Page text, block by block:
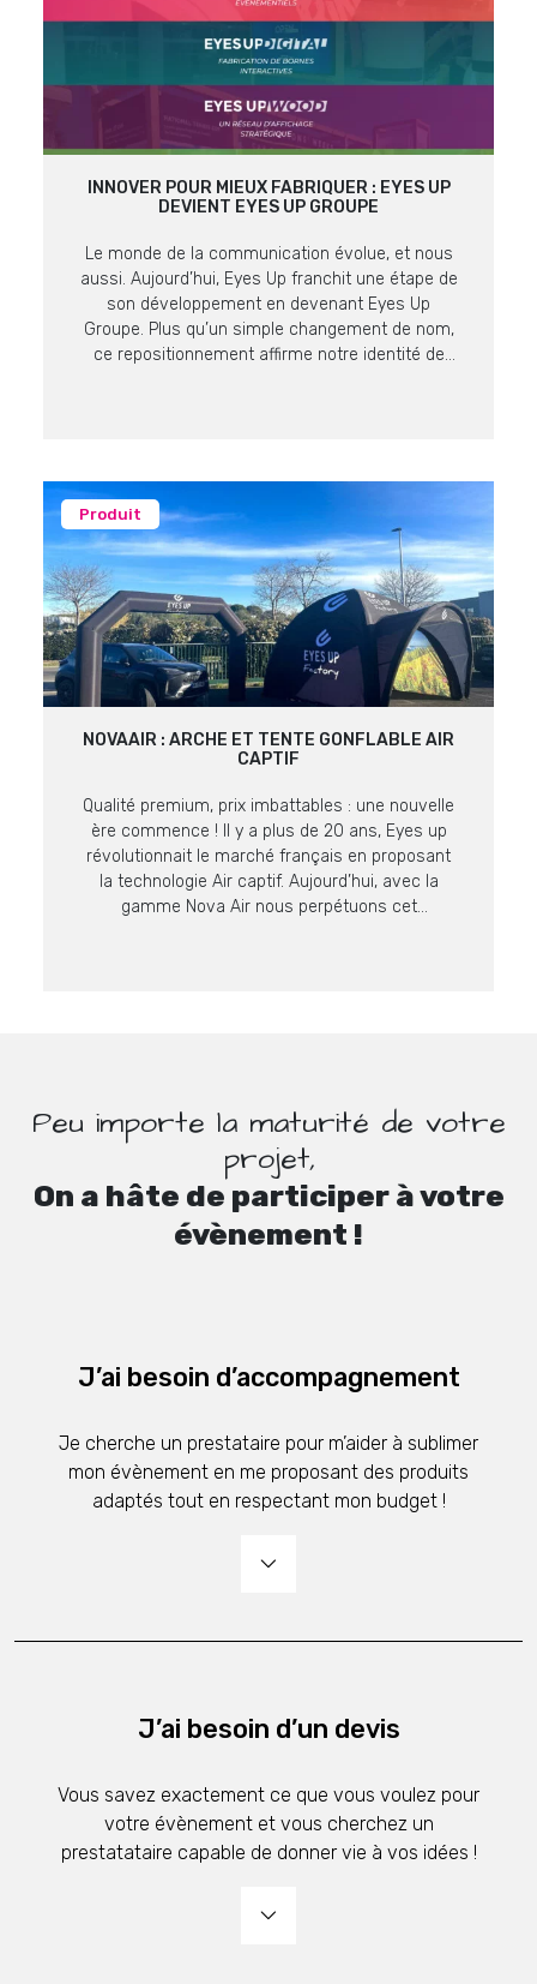
INNOVER POUR MIEUX FABRIQUER : EYES UP
DEVIENT EYES UP GROUPE
Le monde de la communication évolue, et nous
aussi. Aujourd’hui, Eyes Up franchit une étape de
son développement en devenant Eyes Up
Groupe. Plus qu’un simple changement de nom,
ce repositionnement affirme notre identité de
Produit
NOVAAIR : ARCHE ET TENTE GONFLABLE AIR
CAPTIF
Qualité premium, prix imbattables : une nouvelle
ère commence ! Il y a plus de 20 ans, Eyes up
révolutionnait le marché français en proposant
la technologie Air captif. Aujourd’hui, avec la
gamme Nova Air nous perpétuons cet
Peu importe la maturité de votre
projet,
On a hâte de participer à votre
évènement !
J’ai besoin d’accompagnement
Je cherche un prestataire pour m’aider à sublimer
mon évènement en me proposant des produits
adaptés tout en respectant mon budget !
J’ai besoin d’un devis
Vous savez exactement ce que vous voulez pour
votre évènement et vous cherchez un
prestatataire capable de donner vie à vos idées !